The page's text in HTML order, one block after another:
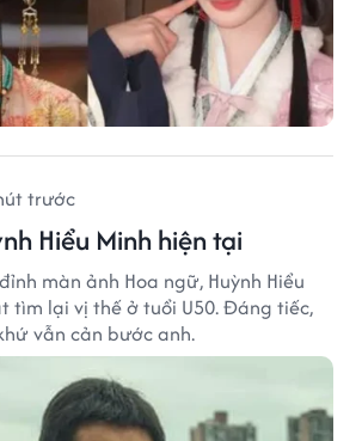
trước
Hiểu Minh hiện tại
màn ảnh Hoa ngữ, Huỳnh Hiểu
tìm lại vị thế ở tuổi U50. Đáng tiếc,
vẫn cản bước anh.